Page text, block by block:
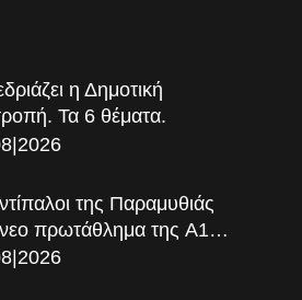
η Δημοτική
Τα 6 θέματα.
της Παραμυθιάς
πρωτάθλημα της A1…